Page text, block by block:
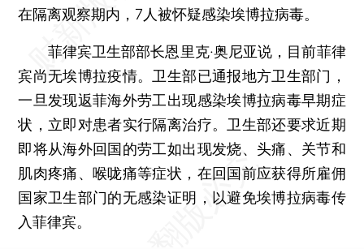
在隔离观察期内，7人被怀疑感染埃博拉病毒。
菲律宾卫生部部长恩里克·奥尼亚说，目前菲律
宾尚无埃博拉疫情。卫生部已通报地方卫生部门，
一旦发现返菲海外劳工出现感染埃博拉病毒早期症
状，立即对患者实行隔离治疗。卫生部还要求近期
即将从海外回国的劳工如出现发烧、头痛、关节和
肌肉疼痛、喉咙痛等症状，在回国前应获得所雇佣
国家卫生部门的无感染证明，以避免埃博拉病毒传
入菲律宾。